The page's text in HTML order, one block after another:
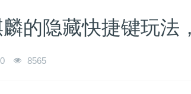
的隐藏快捷键玩法
8565